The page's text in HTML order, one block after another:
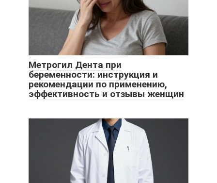
Метрогил Дента при
беременности: инструкция и
рекомендации по применению,
эффективность и отзывы женщин